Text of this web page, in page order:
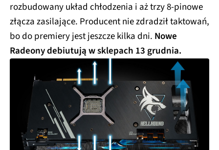
rozbudowany układ chłodzenia i aż trzy 8-pinowe
złącza zasilające. Producent nie zdradził taktowań,
bo do premiery jest jeszcze kilka dni. Nowe
Radeony debiutują w sklepach 13 grudnia.